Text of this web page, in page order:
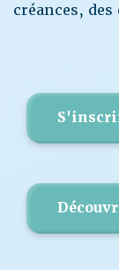
créances,